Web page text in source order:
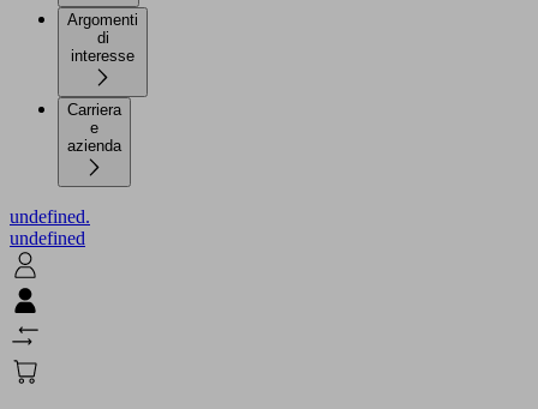
Argomenti
di
Carriera
e
azienda
undefined.
undefined